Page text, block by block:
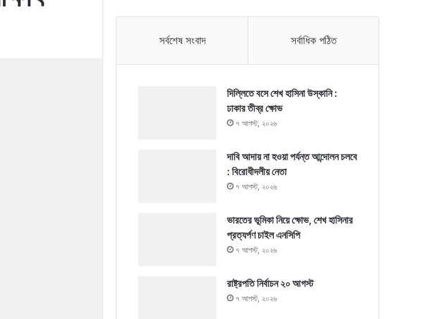
সর্বশেষ সংবাদ সর্বাধিক পঠিত
দিল্লিতে বসে শেখ হাসিনা উস্কানি :
ঢাকার তীব্র ক্ষোভ
৭ আগস্ট, ২০২৬
দাবি আদায় না হওয়া পর্যন্ত আন্দোলন চলবে
: বিরোধীদলীয় নেতা
৭ আগস্ট, ২০২৬
ভারতের ভূমিকা নিয়ে ক্ষোভ, শেখ হাসিনার
প্রত্যর্পণ চাইল এনসিপি
৭ আগস্ট, ২০২৬
রাষ্ট্রপতি নির্বাচন ২০ আগস্ট
৭ আগস্ট, ২০২৬